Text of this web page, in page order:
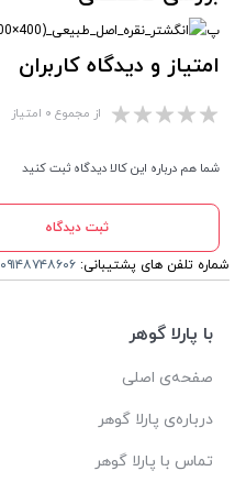
پ
امتیاز و دیدگاه کاربران
از مجموع ۰ امتیاز
شما هم درباره این کالا دیدگاه ثبت کنید
ثبت دیدگاه
شماره تلفن های پشتیبانی: ۰۹۱۴۸۷۴۸۶۰۶
با پارلا گوهر
صفحه‌ی اصلی
درباره‌ی پارلا گوهر
تماس با پارلا گوهر